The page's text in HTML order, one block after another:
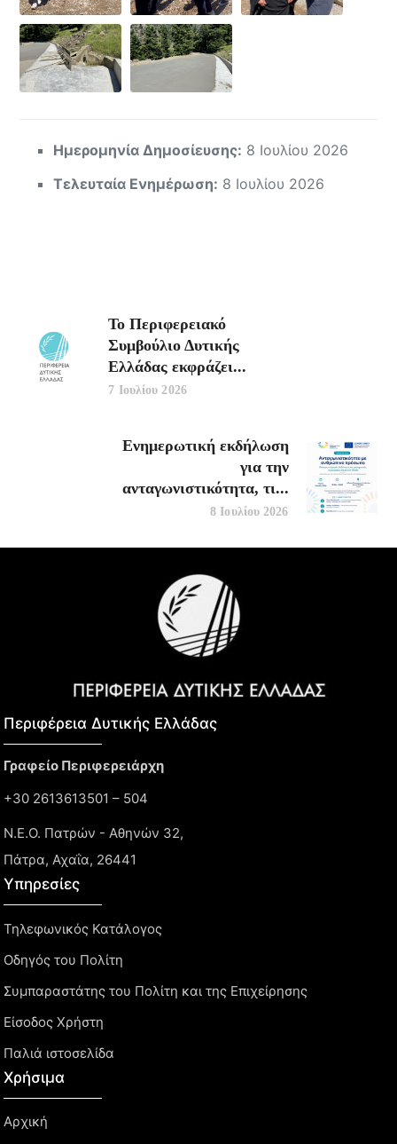
Ημερομηνία Δημοσίευσης: 8 Ιουλίου 2026
Τελευταία Ενημέρωση: 8 Ιουλίου 2026
Το Περιφερειακό
Συμβούλιο Δυτικής
Ελλάδας εκφράζει...
7 Ιουλίου 2026
Ενημερωτική εκδήλωση
για την
ανταγωνιστικότητα, τι...
8 Ιουλίου 2026
Περιφέρεια Δυτικής Ελλάδας​
Γραφείο Περιφερειάρχη
+30 2613613501 – 504
Ν.Ε.Ο. Πατρών - Αθηνών 32,
Πάτρα, Αχαΐα, 26441
Υπηρεσίες
Τηλεφωνικός Κατάλογος
Οδηγός του Πολίτη
Συμπαραστάτης του Πολίτη και της Επιχείρησης
Είσοδος Χρήστη
Παλιά ιστοσελίδα
Χρήσιμα
Αρχική